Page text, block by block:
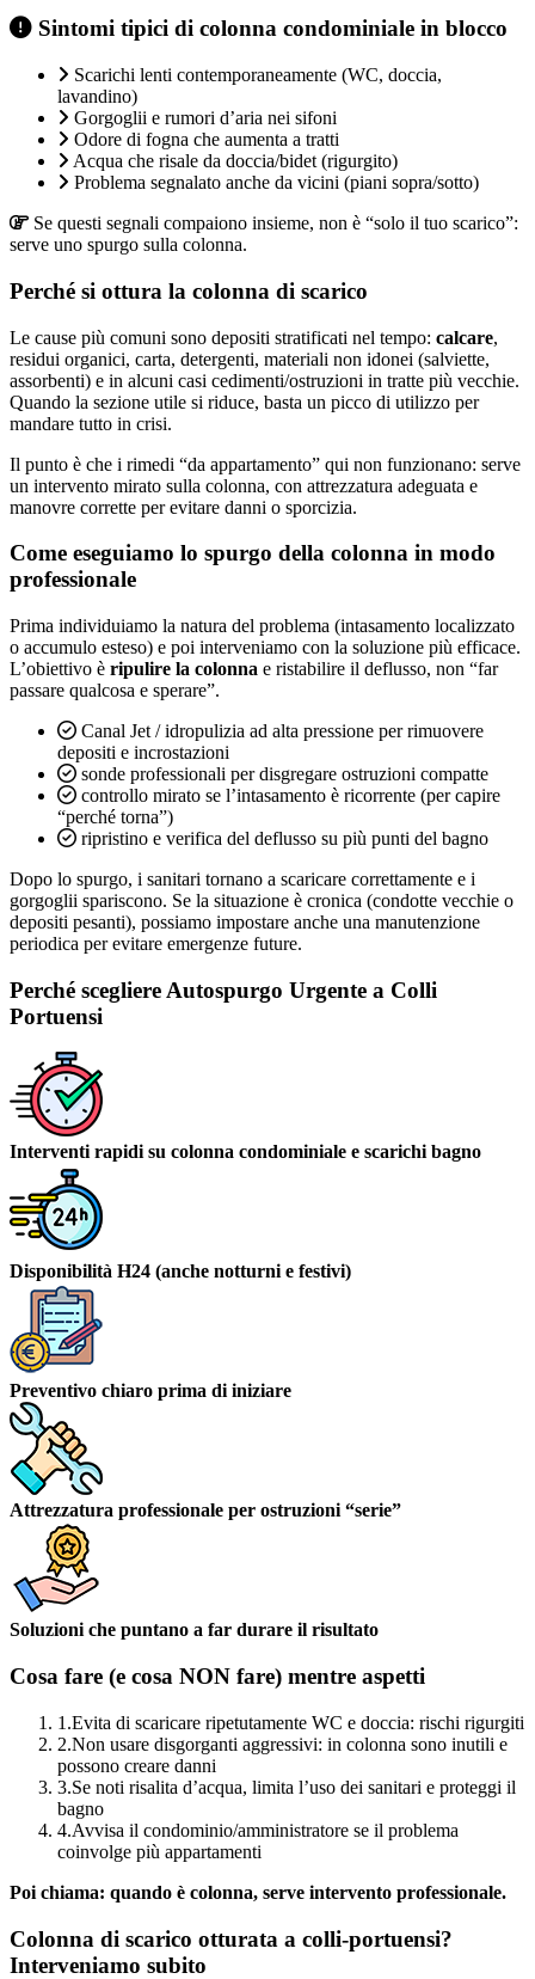
Sintomi tipici di colonna condominiale in blocco
Scarichi lenti contemporaneamente (WC, doccia,
lavandino)
Gorgoglii e rumori d’aria nei sifoni
Odore di fogna che aumenta a tratti
Acqua che risale da doccia/bidet (rigurgito)
Problema segnalato anche da vicini (piani sopra/sotto)
Se questi segnali compaiono insieme, non è “solo il tuo scarico”:
serve uno spurgo sulla colonna.
Perché si ottura la colonna di scarico
Le cause più comuni sono depositi stratificati nel tempo: calcare,
residui organici, carta, detergenti, materiali non idonei (salviette,
assorbenti) e in alcuni casi cedimenti/ostruzioni in tratte più vecchie.
Quando la sezione utile si riduce, basta un picco di utilizzo per
mandare tutto in crisi.
Il punto è che i rimedi “da appartamento” qui non funzionano: serve
un intervento mirato sulla colonna, con attrezzatura adeguata e
manovre corrette per evitare danni o sporcizia.
Come eseguiamo lo spurgo della colonna in modo
professionale
Prima individuiamo la natura del problema (intasamento localizzato
o accumulo esteso) e poi interveniamo con la soluzione più efficace.
L’obiettivo è ripulire la colonna e ristabilire il deflusso, non “far
passare qualcosa e sperare”.
Canal Jet / idropulizia ad alta pressione per rimuovere
depositi e incrostazioni
sonde professionali per disgregare ostruzioni compatte
controllo mirato se l’intasamento è ricorrente (per capire
“perché torna”)
ripristino e verifica del deflusso su più punti del bagno
Dopo lo spurgo, i sanitari tornano a scaricare correttamente e i
gorgoglii spariscono. Se la situazione è cronica (condotte vecchie o
depositi pesanti), possiamo impostare anche una manutenzione
periodica per evitare emergenze future.
Perché scegliere Autospurgo Urgente a Colli
Portuensi
Interventi rapidi su colonna condominiale e scarichi bagno
Disponibilità H24 (anche notturni e festivi)
Preventivo chiaro prima di iniziare
Attrezzatura professionale per ostruzioni “serie”
Soluzioni che puntano a far durare il risultato
Cosa fare (e cosa NON fare) mentre aspetti
1.Evita di scaricare ripetutamente WC e doccia: rischi rigurgiti
2.Non usare disgorganti aggressivi: in colonna sono inutili e
possono creare danni
3.Se noti risalita d’acqua, limita l’uso dei sanitari e proteggi il
bagno
4.Avvisa il condominio/amministratore se il problema
coinvolge più appartamenti
Poi chiama: quando è colonna, serve intervento professionale.
Colonna di scarico otturata a colli-portuensi?
Interveniamo subito